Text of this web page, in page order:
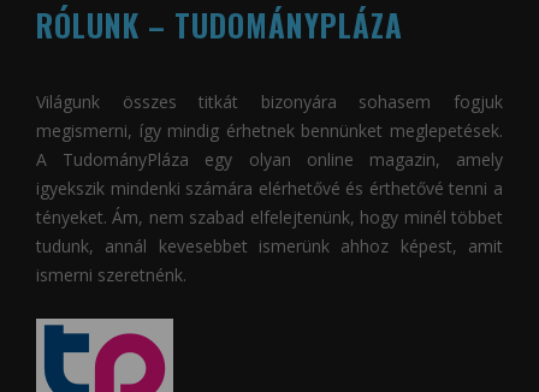
RÓLUNK – TUDOMÁNYPLÁZA
Világunk összes titkát bizonyára sohasem fogjuk
megismerni, így mindig érhetnek bennünket meglepetések.
A TudományPláza egy olyan online magazin, amely
igyekszik mindenki számára elérhetővé és érthetővé tenni a
tényeket. Ám, nem szabad elfelejtenünk, hogy minél többet
tudunk, annál kevesebbet ismerünk ahhoz képest, amit
ismerni szeretnénk.